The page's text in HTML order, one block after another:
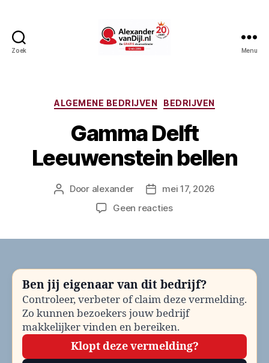
Zoek Menu
Categorieën
ALGEMENE BEDRIJVEN BEDRIJVEN
Gamma Delft
Leeuwenstein bellen
Berichtauteur
Door alexander Berichtdatum
mei 17, 2026
Geen reactiesop
Ben jij eigenaar van dit bedrijf?
Controleer, verbeter of claim deze vermelding.
Zo kunnen bezoekers jouw bedrijf
makkelijker vinden en bereiken.
Klopt deze vermelding?